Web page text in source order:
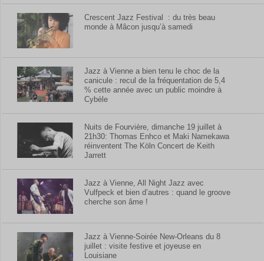
Crescent Jazz Festival : du très beau
monde à Mâcon jusqu’à samedi
Jazz à Vienne a bien tenu le choc de la
canicule : recul de la fréquentation de 5,4
% cette année avec un public moindre à
Cybèle
Nuits de Fourvière, dimanche 19 juillet à
21h30: Thomas Enhco et Maki Namekawa
réinventent The Köln Concert de Keith
Jarrett
Jazz à Vienne, All Night Jazz avec
Vulfpeck et bien d’autres : quand le groove
cherche son âme !
Jazz à Vienne-Soirée New-Orleans du 8
juillet : visite festive et joyeuse en
Louisiane